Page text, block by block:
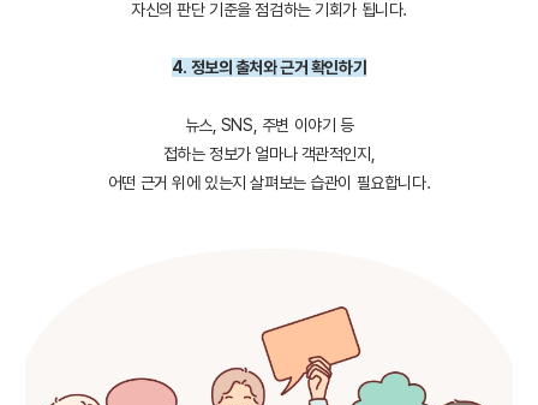
자신의 판단 기준을 점검하는 기회가 됩니다.
4. 정보의 출처와 근거 확인하기
뉴스, SNS, 주변 이야기 등
접하는 정보가 얼마나 객관적인지,
어떤 근거 위에 있는지 살펴보는 습관이 필요합니다.